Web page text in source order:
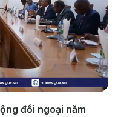
đối ngoại năm